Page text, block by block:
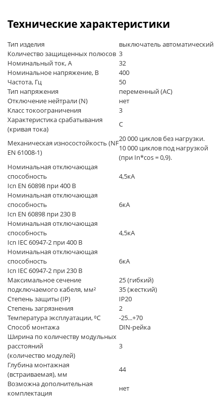
Технические характеристики
Тип изделия
выключатель автоматический
Количество защищенных полюсов 3
Номинальный ток, А
32
Номинальное напряжение, В
400
Частота, Гц
50
Тип напряжения
переменный (AC)
Отключение нейтрали (N)
нет
Класс токоограничения
3
Характеристика срабатывания
(кривая тока)
C
Механическая износостойкость (NF
EN 61008-1)
20 000 циклов без нагрузки.
10 000 циклов под нагрузкой
(при In*cos = 0,9).
Номинальная отключающая
способность
4,5кА
Icn EN 60898 при 400 В
Номинальная отключающая
способность
6кА
Icn EN 60898 при 230 В
Номинальная отключающая
способность
4,5кА
Icn IEC 60947-2 при 400 В
Номинальная отключающая
способность
6кА
Icn IEC 60947-2 при 230 В
Максимальное сечение
подключаемого кабеля, мм²
25 (гибкий)
35 (жесткий)
Степень защиты (IP)
IP20
Степень загрязнения
2
Температура эксплуатации, ⁰C
-25...+70
Способ монтажа
DIN-рейка
Ширина по количеству модульных
расстояний
3
(количество модулей)
Глубина монтажная
(встраиваемая), мм
44
Возможна дополнительная
комплектация
нет